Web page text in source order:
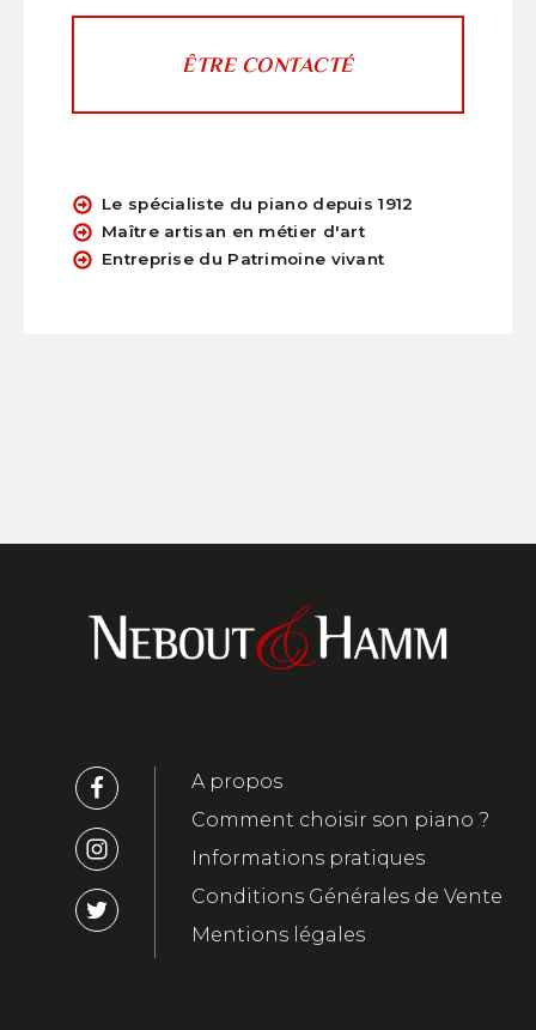
ÊTRE CONTACTÉ
Le spécialiste du piano depuis 1912
Maître artisan en métier d'art
Entreprise du Patrimoine vivant
A propos
Comment choisir son piano ?
Informations pratiques
Conditions Générales de Vente
Mentions légales